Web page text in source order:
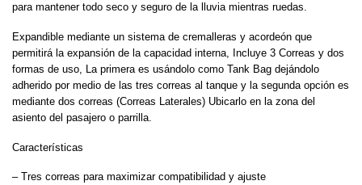
para mantener todo seco y seguro de la lluvia mientras ruedas.
Expandible mediante un sistema de cremalleras y acordeón que
permitirá la expansión de la capacidad interna, Incluye 3 Correas y dos
formas de uso, La primera es usándolo como Tank Bag dejándolo
adherido por medio de las tres correas al tanque y la segunda opción es
mediante dos correas (Correas Laterales) Ubicarlo en la zona del
asiento del pasajero o parrilla.
Características
– Tres correas para maximizar compatibilidad y ajuste